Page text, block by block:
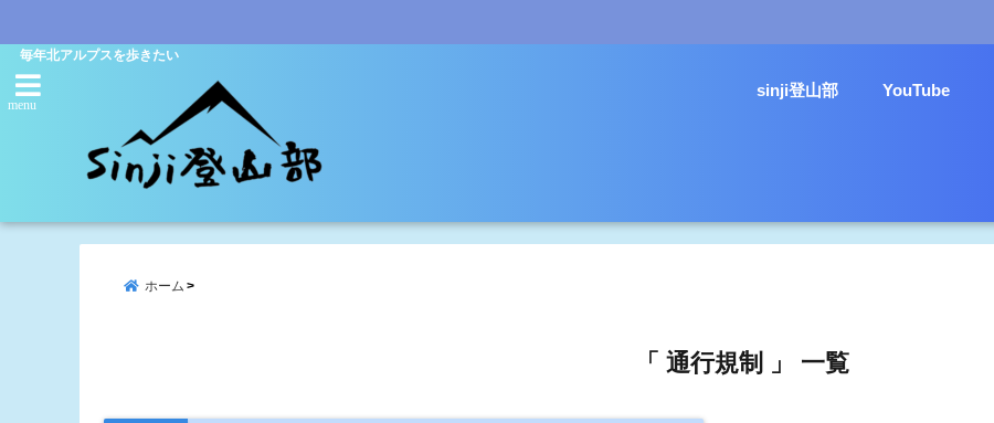
毎年北アルプスを歩きたい
menu
sinji登山部 YouTube
ホーム
「 通行規制 」 一覧